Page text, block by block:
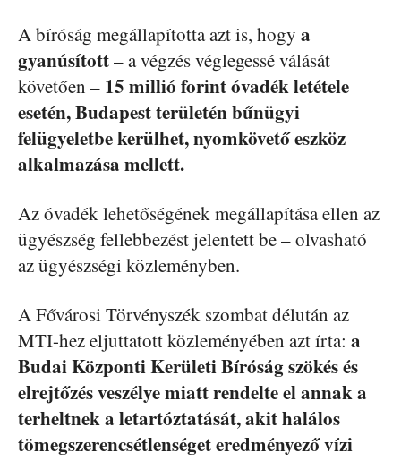
A bíróság megállapította azt is, hogy a
gyanúsított– a végzés véglegessé válását
követően – 15 millió forint óvadék letétele
esetén, Budapest területén bűnügyi
felügyeletbe kerülhet, nyomkövető eszköz
alkalmazása mellett.
Az óvadék lehetőségének megállapítása ellen az
ügyészség fellebbezést jelentett be – olvasható
az ügyészségi közleményben.
A Fővárosi Törvényszék szombat délután az
MTI-hez eljuttatott közleményében azt írta: a
Budai Központi Kerületi Bíróság szökés és
elrejtőzés veszélye miatt rendelte el annak a
terheltnek a letartóztatását, akit halálos
tömegszerencsétlenséget eredményező vízi